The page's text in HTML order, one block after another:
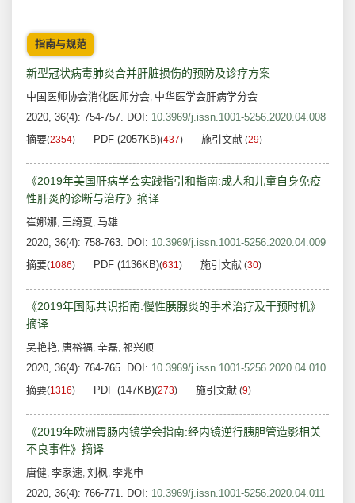
指南与规范
新型冠状病毒肺炎合并肝脏损伤的预防及诊疗方案
中国医师协会消化医师分会, 中华医学会肝病学分会
2020, 36(4): 754-757. DOI: 10.3969/j.issn.1001-5256.2020.04.008
摘要(2354) PDF (2057KB)(437) 施引文献 (29)
《2019年美国肝病学会实践指引和指南:成人和儿童自身免疫
性肝炎的诊断与治疗》摘译
崔娜娜, 王绮夏, 马雄
2020, 36(4): 758-763. DOI: 10.3969/j.issn.1001-5256.2020.04.009
摘要(1086) PDF (1136KB)(631) 施引文献 (30)
《2019年国际共识指南:慢性胰腺炎的手术治疗及干预时机》
摘译
吴艳艳, 唐裕福, 辛磊, 祁兴顺
2020, 36(4): 764-765. DOI: 10.3969/j.issn.1001-5256.2020.04.010
摘要(1316) PDF (147KB)(273) 施引文献 (9)
《2019年欧洲胃肠内镜学会指南:经内镜逆行胰胆管造影相关
不良事件》摘译
唐健, 李家速, 刘枫, 李兆申
2020, 36(4): 766-771. DOI: 10.3969/j.issn.1001-5256.2020.04.011